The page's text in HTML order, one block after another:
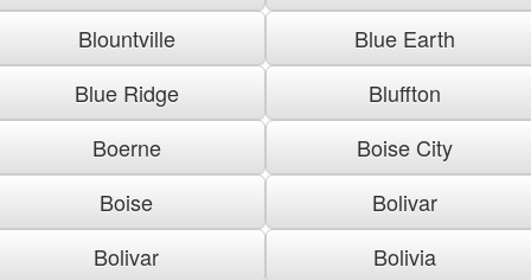
Blountville
Blue Earth
Blue Ridge
Bluffton
Boerne
Boise City
Boise
Bolivar
Bolivar
Bolivia